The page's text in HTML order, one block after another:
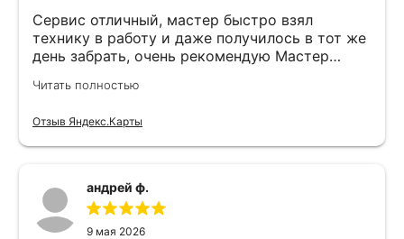
Сервис отличный, мастер быстро взял
технику в работу и даже получилось в тот же
день забрать, очень рекомендую Мастер
Читать полностью
Отзыв Яндекс.Карты
андрей ф.
9 мая 2026